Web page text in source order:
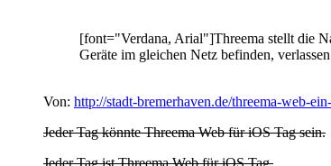
[font="Verdana, Arial"]Threema stellt die
Geräte im gleichen Netz befinden,
Von: http://stadt-bremerhaven.de/threema-web-
Jeder Tag könnte Threema Web für iOS Tag sein.
Jeder Tag ist Threema Web für iOS Tag.